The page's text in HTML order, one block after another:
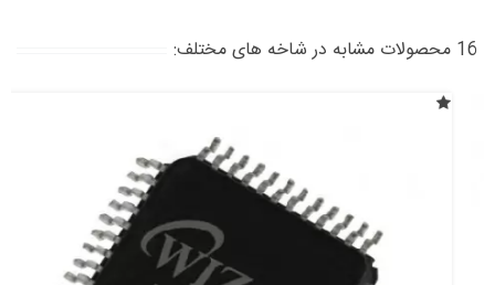
16 محصولات مشابه در شاخه های مختلف: